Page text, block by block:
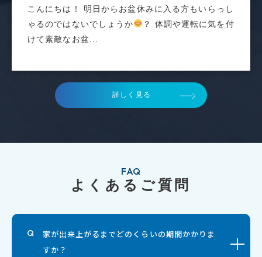
こんにちは！ 明日からお盆休みに入る方もいらっし
ゃるのではないでしょうか
？ 体調や運転に気を付
けて素敵なお盆...
詳しく見る
FAQ
よくあるご質問
家が出来上がるまでどのくらいの期間かかりま
すか？